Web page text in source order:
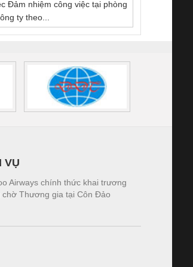
Giá
Đảm nhiệm công việc tại phòng
ty theo...
VỤ
Airways chính thức khai trương
chờ Thương gia tại Côn Đảo